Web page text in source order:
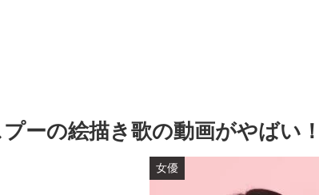
ーの絵描き歌の動画がやばい
女優